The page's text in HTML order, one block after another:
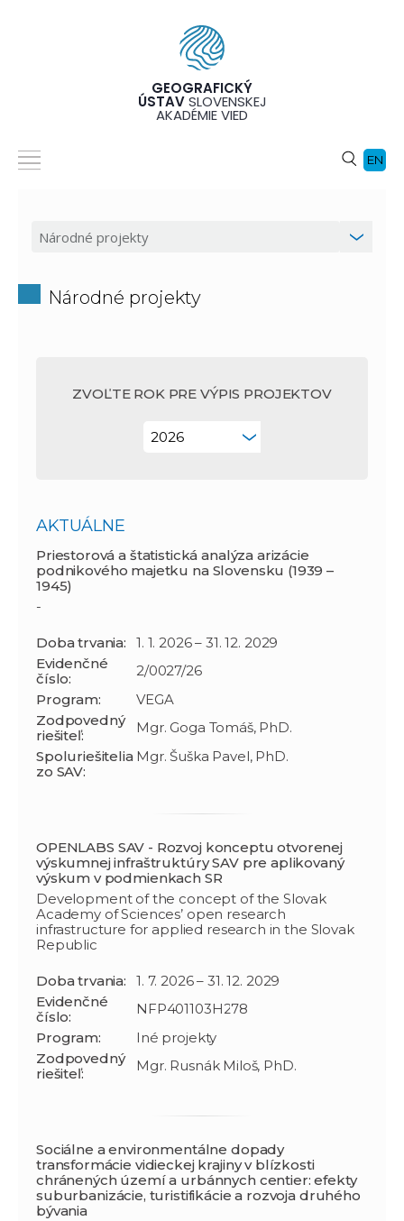
GEOGRAFICKÝ
ÚSTAVSLOVENSKEJ
AKADÉMIE VIED
EN
Národné projekty
ZVOĽTE ROK PRE VÝPIS PROJEKTOV
AKTUÁLNE
Priestorová a štatistická analýza arizácie
podnikového majetku na Slovensku (1939 –
1945)
-
Doba trvania:
1. 1. 2026 – 31. 12. 2029
Evidenčné
číslo:
2/0027/26
Program:
VEGA
Zodpovedný
riešiteľ:
Mgr. Goga Tomáš, PhD.
Spoluriešitelia
zo SAV:
Mgr. Šuška Pavel, PhD.
OPENLABS SAV - Rozvoj konceptu otvorenej
výskumnej infraštruktúry SAV pre aplikovaný
výskum v podmienkach SR
Development of the concept of the Slovak
Academy of Sciences’ open research
infrastructure for applied research in the Slovak
Republic
Doba trvania:
1. 7. 2026 – 31. 12. 2029
Evidenčné
číslo:
NFP401103H278
Program:
Iné projekty
Zodpovedný
riešiteľ:
Mgr. Rusnák Miloš, PhD.
Sociálne a environmentálne dopady
transformácie vidieckej krajiny v blízkosti
chránených území a urbánnych centier: efekty
suburbanizácie, turistifikácie a rozvoja druhého
bývania